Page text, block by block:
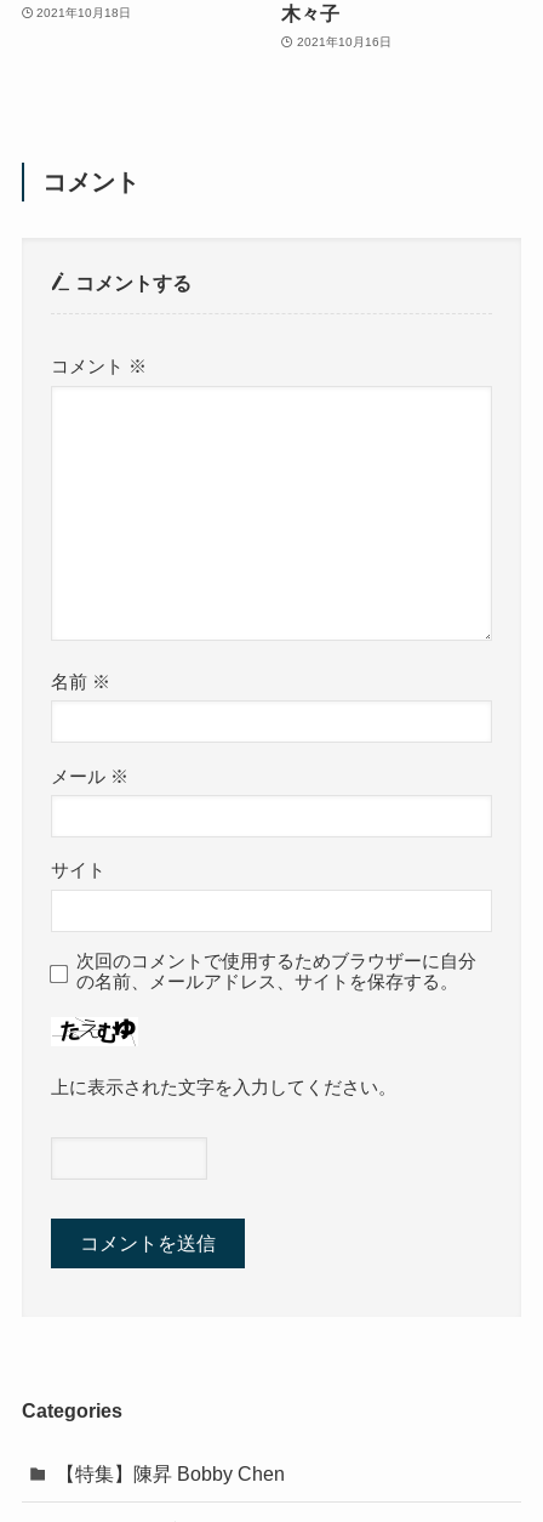
2021年10月18日
木々子
2021年10月16日
コメント
コメントする
コメント ※
名前 ※
メール ※
サイト
次回のコメントで使用するためブラウザーに自分
の名前、メールアドレス、サイトを保存する。
上に表示された文字を入力してください。
Categories
【特集】陳昇 Bobby Chen